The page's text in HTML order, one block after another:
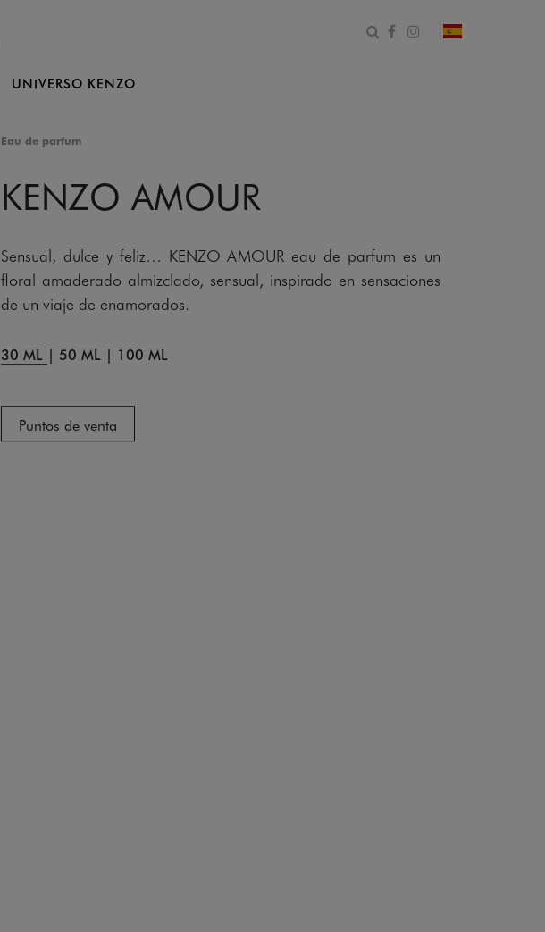
Abrir formulario de
Facebook
Instagram
cambiar país
UNIVERSO KENZO
Eau de parfum
KENZO AMOUR
Sensual, dulce y feliz… KENZO AMOUR eau de parfum es un
floral amaderado almizclado, sensual, inspirado en sensaciones
de un viaje de enamorados.
30 ML | 50 ML | 100 ML
Puntos de venta